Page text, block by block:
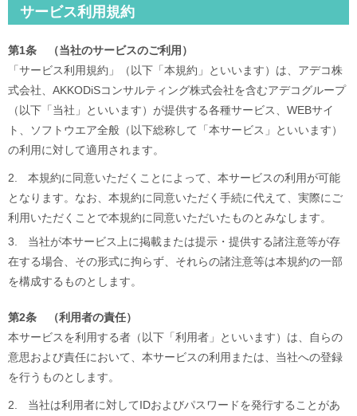
サービス利用規約
第1条 （当社のサービスのご利用）
「サービス利用規約」（以下「本規約」といいます）は、アデコ株
式会社、AKKODiSコンサルティング株式会社を含むアデコグループ
（以下「当社」といいます）が提供する各種サービス、WEBサイ
ト、ソフトウエア全般（以下総称して「本サービス」といいます）
の利用に対して適用されます。
2.
本規約に同意いただくことによって、本サービスの利用が可能
となります。なお、本規約に同意いただく手続に代えて、実際にご
利用いただくことで本規約に同意いただいたものとみなします。
3.
当社が本サービス上に掲載または提示・提供する諸注意等が存
在する場合、その形式に拘らず、それらの諸注意等は本規約の一部
を構成するものとします。
第2条 （利用者の責任）
本サービスを利用する者（以下「利用者」といいます）は、自らの
意思および責任において、本サービスの利用または、当社への登録
を行うものとします。
2.
当社は利用者に対してIDおよびパスワードを発行することがあ